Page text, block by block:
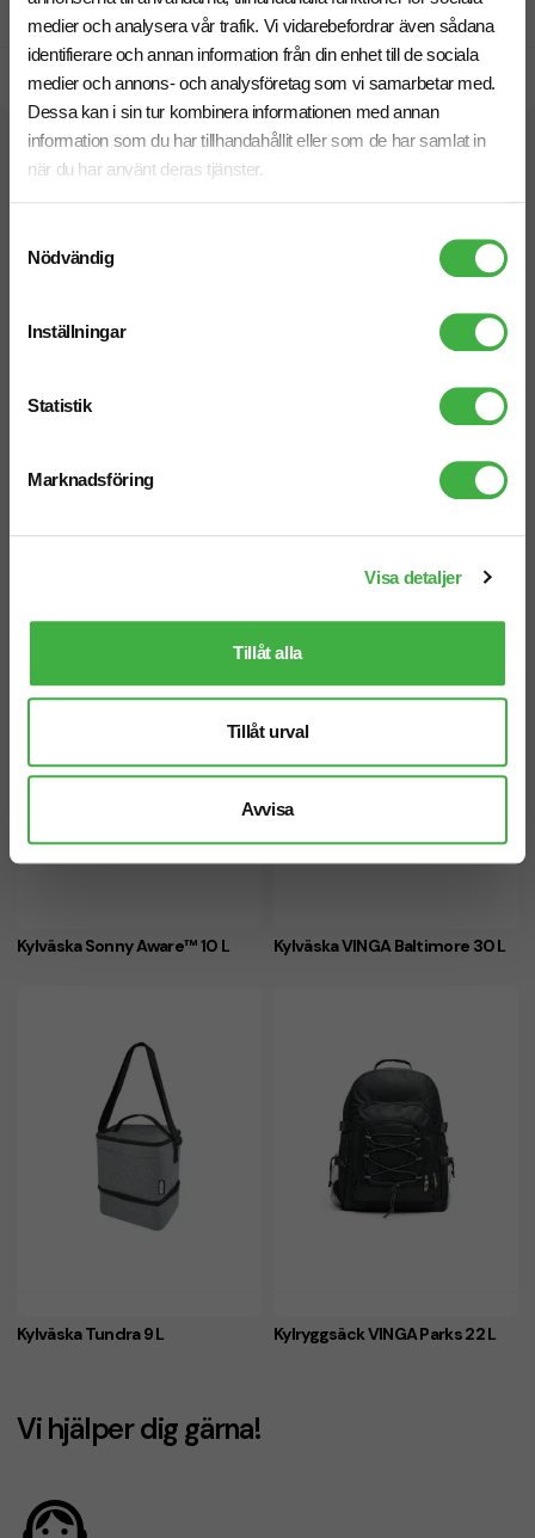
medier och analysera vår trafik. Vi vidarebefordrar även sådana
identifierare och annan information från din enhet till de sociala
medier och annons- och analysföretag som vi samarbetar med.
Dessa kan i sin tur kombinera informationen med annan
information som du har tillhandahållit eller som de har samlat in
när du har använt deras tjänster.
Nödvändig
Inställningar
Statistik
Marknadsföring
Visa detaljer
Tillåt alla
Tillåt urval
Avvisa
Prisgaranti
Snabb leverans
Relaterade produkter
Kylväska Sonny Aware™ 10 L Kylväska VINGA Baltimore 30 L
Kylväska Tundra 9 L Kylryggsäck VINGA Parks 22 L
Vi hjälper dig gärna!